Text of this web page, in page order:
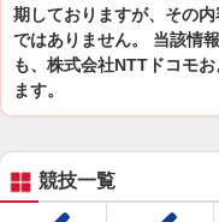
期しておりますが、その
ではありません。 当該情
も、株式会社NTTドコモ
ます。
競技一覧